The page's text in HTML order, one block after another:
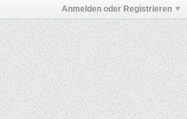
Anmelden oder Registrieren